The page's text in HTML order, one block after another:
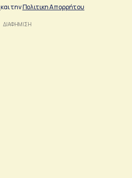
και τηνΠολιτικη Απορρήτου